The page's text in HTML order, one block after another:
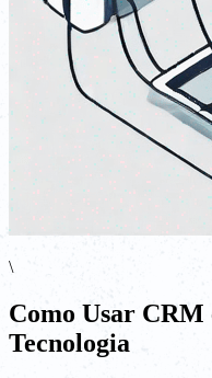
\
Como Usar CRM
Tecnologia